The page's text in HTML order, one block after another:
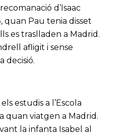
d’Isaac
quan Pau tenia disset
es traslladen a Madrid.
afligit i sense
decisió.
estudis a l’Escola
quan viatgen a Madrid.
la infanta Isabel al